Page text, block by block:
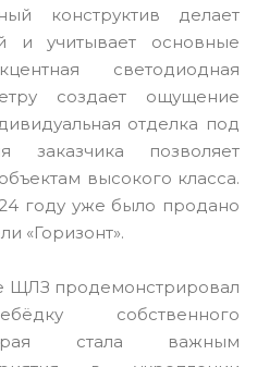
конструктив делает
и учитывает основные
светодиодная
создает ощущение
отделка под
заказчика позволяет
высокого класса.
году уже было продано
«Горизонт».
ЩЛЗ продемонстрировал
собственного
стала важным